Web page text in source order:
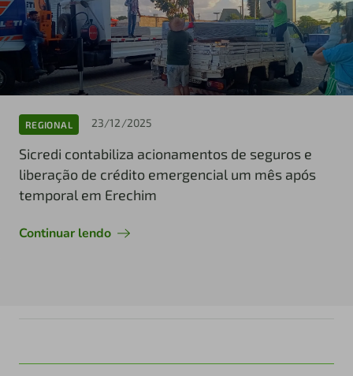
REGIONAL 23/12/2025
Sicredi contabiliza acionamentos de seguros e
liberação de crédito emergencial um mês após
temporal em Erechim
Continuar lendo